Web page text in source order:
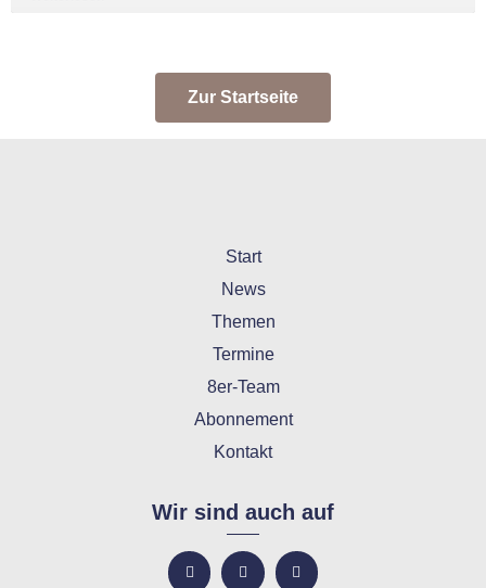
Zur Startseite
Start
News
Themen
Termine
8er-Team
Abonnement
Kontakt
Wir sind auch auf